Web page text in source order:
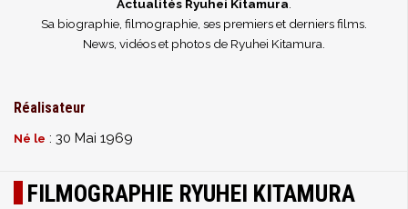
Actualités Ryuhei Kitamura
Sa biographie, filmographie, ses premiers et derniers films.
News, vidéos et photos de Ryuhei Kitamura.
Réalisateur
Né le : 30 Mai 1969
FILMOGRAPHIE RYUHEI KITAMURA